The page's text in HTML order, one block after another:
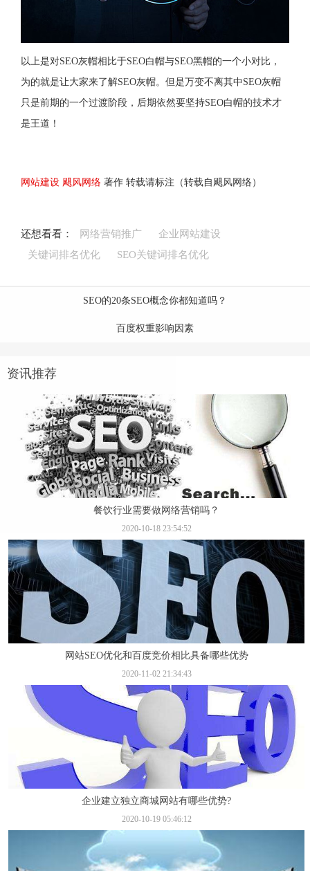
以上是对SEO灰帽相比于SEO白帽与SEO黑帽的一个小对比，
为的就是让大家来了解SEO灰帽。但是万变不离其中SEO灰帽
只是前期的一个过渡阶段，后期依然要坚持SEO白帽的技术才
是王道！
网站建设 飓风网络 著作 转载请标注（转载自飓风网络）
还想看看： 网络营销推广
企业网站建设
关键词排名优化
SEO关键词排名优化
SEO的20条SEO概念你都知道吗？
百度权重影响因素
资讯推荐
餐饮行业需要做网络营销吗？
2020-10-18 23:54:52
网站SEO优化和百度竞价相比具备哪些优势
2020-11-02 21:34:43
企业建立独立商城网站有哪些优势?
2020-10-19 05:46:12